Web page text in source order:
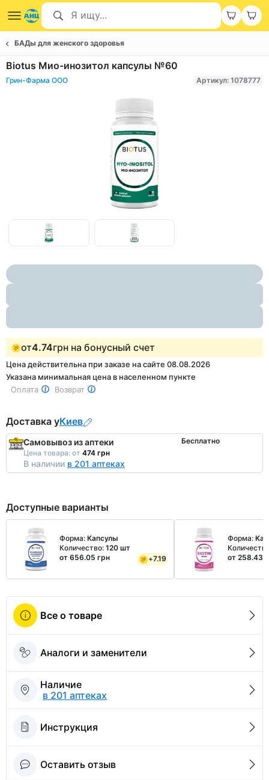
БАДы для женского здоровья
Biotus Мио-инозитол капсулы №60
Грин-Фарма ООО Артикул: 1078777
Item
of
1
of
от4.74грн на бонусный счет
Цена действительна при заказе на сайте 08.08.2026
Указана минимальная цена в населенном пункте
Оплата
Возврат
Доставка уКиев
Самовывоз из аптеки
Цена товара: от 474 грн
В наличии в 201 аптеках
Бесплатно
Доступные варианты
Форма: Капсулы
Количество: 120 шт
от 656.05 грн
+7.19
Форма:
от 258.43
Все о товаре
Аналоги и заменители
Наличие
в 201 аптеках
Инструкция
Оставить отзыв